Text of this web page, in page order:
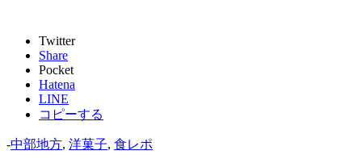
Twitter
Share
Pocket
Hatena
LINE
コピーする
-中部地方, 洋菓子, 食レポ